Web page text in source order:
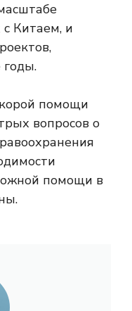
Китаем, и
годы.
помощи
вопросов о
помощи в